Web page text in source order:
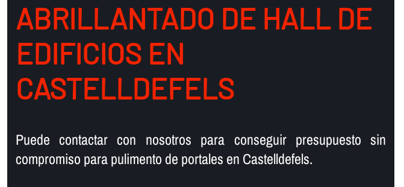
ABRILLANTADO DE HALL DE
EDIFICIOS EN
CASTELLDEFELS
Puede contactar con nosotros para conseguir presupuesto sin
compromiso para pulimento de portales en Castelldefels.